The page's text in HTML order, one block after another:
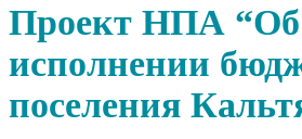
Проект НПА “Об
исполнении
поселения